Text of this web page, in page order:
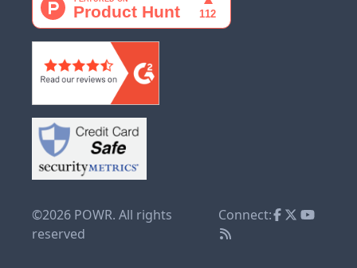
©2026 POWR. All rights
reserved
Connect: